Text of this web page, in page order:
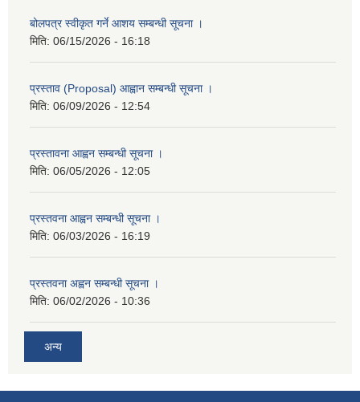
बोलपत्र स्वीकृत गर्ने आशय सम्बन्धी सूचना ।
मिति: 06/15/2026 - 16:18
प्रस्ताव (Proposal) आह्वान सम्बन्धी सूचना ।
मिति: 06/09/2026 - 12:54
प्रस्तावना आह्वन सम्बन्धी सूचना ।
मिति: 06/05/2026 - 12:05
प्रस्तवना आह्वन सम्बन्धी सूचना ।
मिति: 06/03/2026 - 16:19
प्रस्तवना अह्वन सम्बन्धी सूचना ।
मिति: 06/02/2026 - 10:36
अन्य